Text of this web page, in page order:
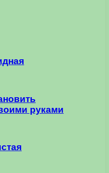
руками